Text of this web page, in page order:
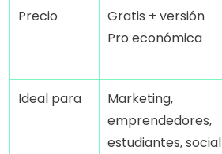
Precio
Gratis + versión
Pro económica
Ideal para
Marketing,
emprendedores,
estudiantes, social